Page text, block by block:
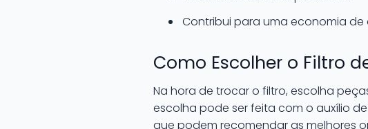
Contribui para uma economia
Como Escolher o Filtro
Na hora de trocar o filtro, escolha
escolha pode ser feita com o auxílio
que podem recomendar as melhores